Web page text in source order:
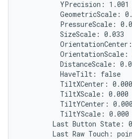
          YPrecision: 1.001
GeometricScale:
PressureScale:
          SizeScale: 0.033
OrientationScale:
DistanceScale:
          HaveTilt: false
          TiltXCenter: 0.000
          TiltXScale: 0.000
          TiltYCenter: 0.000
          TiltYScale: 0.000
Last Button State:
Last Raw Touch: